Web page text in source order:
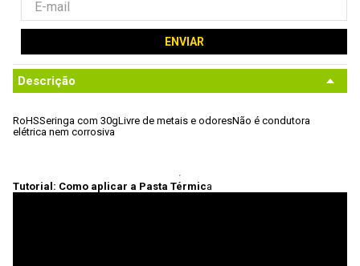
ENVIAR
Descrição
RoHSSeringa com 30gLivre de metais e odoresNão é condutora
elétrica nem corrosiva
Tutorial: Como aplicar a Pasta Térmica